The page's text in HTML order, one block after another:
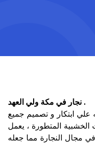
نجار في مكة ولي العهد .
علي ابتكار و تصميم جميع
الخشبية المتطورة ، يعمل
مجال النجارة مما جعله